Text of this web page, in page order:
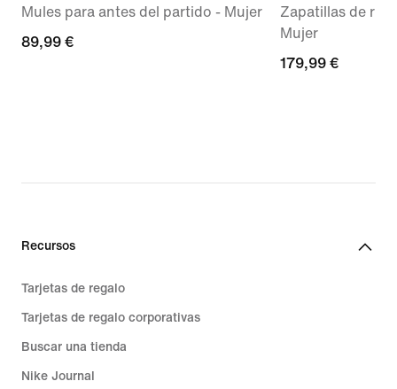
Mules para antes del partido - Mujer
89,99 €
89,99 €
Zapatillas de
Mujer
179,99 €
179,99 €
Recursos
Tarjetas de regalo
Tarjetas de regalo corporativas
Buscar una tienda
Nike Journal